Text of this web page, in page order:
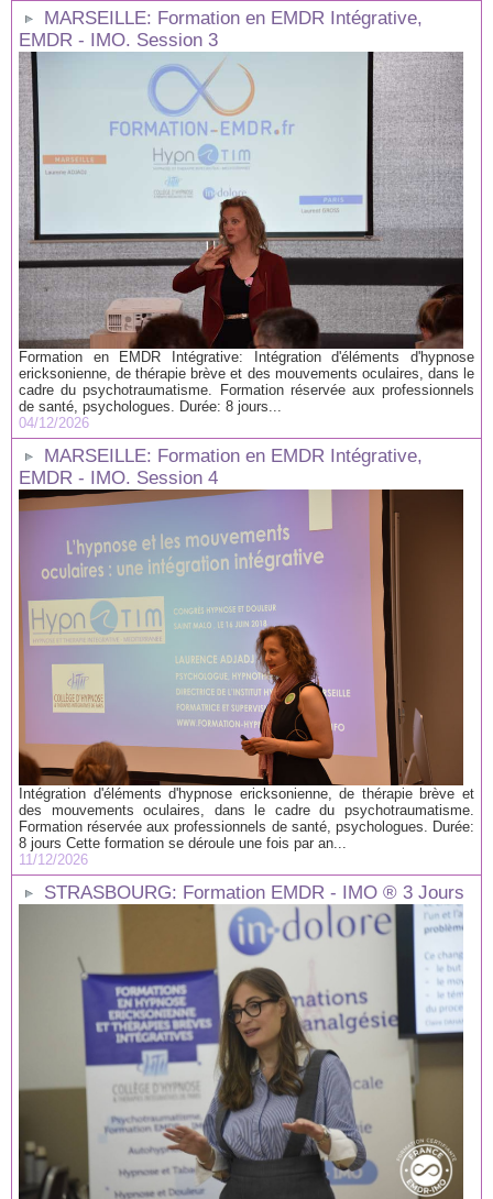
MARSEILLE: Formation en EMDR Intégrative,
EMDR - IMO. Session 3
Formation en EMDR Intégrative: Intégration d'éléments d'hypnose
ericksonienne, de thérapie brève et des mouvements oculaires, dans le
cadre du psychotraumatisme. Formation réservée aux professionnels
de santé, psychologues. Durée: 8 jours...
04/12/2026
MARSEILLE: Formation en EMDR Intégrative,
EMDR - IMO. Session 4
Intégration d'éléments d'hypnose ericksonienne, de thérapie brève et
des mouvements oculaires, dans le cadre du psychotraumatisme.
Formation réservée aux professionnels de santé, psychologues. Durée:
8 jours Cette formation se déroule une fois par an...
11/12/2026
STRASBOURG: Formation EMDR - IMO ® 3 Jours